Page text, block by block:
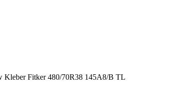
Kleber Fitker 480/70R38 145A8/B TL